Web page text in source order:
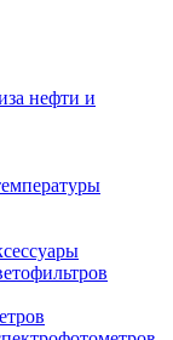
нефти и